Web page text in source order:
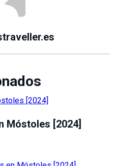
Móstoles [2024]